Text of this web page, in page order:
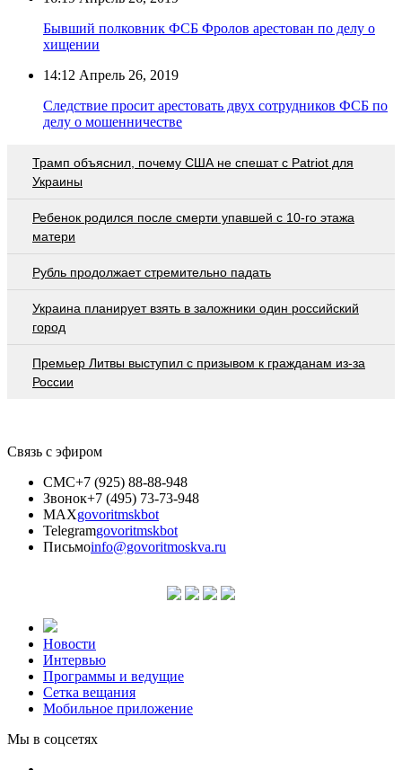
Бывший полковник ФСБ Фролов арестован по делу о
хищении
14:12 Апрель 26, 2019
Следствие просит арестовать двух сотрудников ФСБ по
делу о мошенничестве
Трамп объяснил, почему США не спешат с Patriot для
Украины
Ребенок родился после смерти упавшей с 10-го этажа
матери
Рубль продолжает стремительно падать
Украина планирует взять в заложники один российский
город
Премьер Литвы выступил с призывом к гражданам из-за
России
Связь с эфиром
СМС+7 (925) 88-88-948
Звонок+7 (495) 73-73-948
MAXgovoritmskbot
Telegramgovoritmskbot
Письмоinfo@govoritmoskva.ru
Новости
Интервью
Программы и ведущие
Сетка вещания
Мобильное приложение
Мы в соцсетях